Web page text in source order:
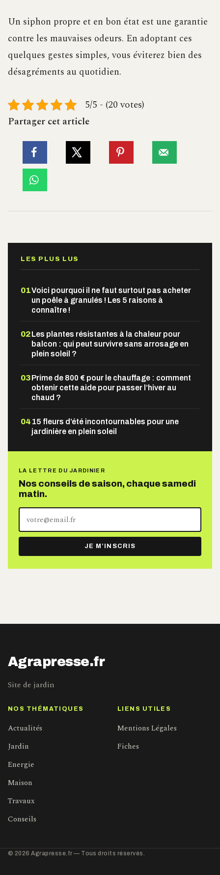
Un siphon propre et en bon état est une garantie
contre les mauvaises odeurs. En adoptant ces
quelques gestes simples, vous éviterez bien des
désagréments au quotidien.
5/5 - (20 votes)
Partager cet article
LES PLUS LUS
01Voici pourquoi il ne faut surtout pas acheter
un poêle à granulés ! Les 5 raisons à
connaître !
02Les plantes résistantes à la chaleur pour
balcon : qui peut survivre sans arrosage en
plein soleil ?
03Prime de 800 € pour le chauffage : comment
obtenir cette aide pour passer l’hiver au
chaud ?
04 15 fleurs d’été incontournables pour une
jardinière en plein soleil
LA LETTRE DU JARDINIER
Nos conseils de saison, chaque samedi
matin.
adresse
e-
mail
JE M’INSCRIS
Agrapresse.fr
Site de jardin
NOS THÉMATIQUES
Actualités
Jardin
Energie
Maison
Travaux
Conseils
LIENS UTILES
Mentions Légales
Fiches
© 2026 Agrapresse.fr — Tous droits réservés.